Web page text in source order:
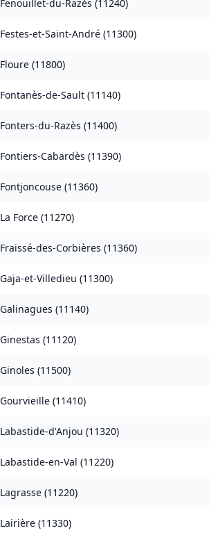
Fenouillet-du-Razès (11240)
Festes-et-Saint-André (11300)
Floure (11800)
Fontanès-de-Sault (11140)
Fonters-du-Razès (11400)
Fontiers-Cabardès (11390)
Fontjoncouse (11360)
La Force (11270)
Fraissé-des-Corbières (11360)
Gaja-et-Villedieu (11300)
Galinagues (11140)
Ginestas (11120)
Ginoles (11500)
Gourvieille (11410)
Labastide-d'Anjou (11320)
Labastide-en-Val (11220)
Lagrasse (11220)
Lairière (11330)